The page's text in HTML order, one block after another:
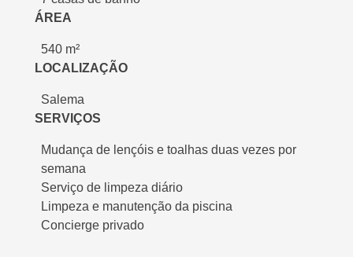
ÁREA
540 m²
LOCALIZAÇÃO
Salema
SERVIÇOS
Mudança de lençóis e toalhas duas vezes por
semana
Serviço de limpeza diário
Limpeza e manutenção da piscina
Concierge privado